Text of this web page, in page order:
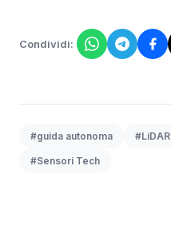
Condividi:
#guida autonoma #LiDAR
#Sensori Tech